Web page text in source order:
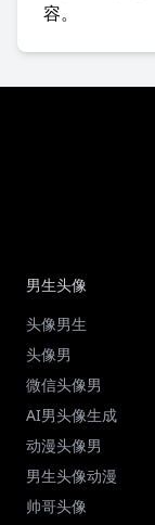
容。
男生头像
头像男生
头像男
微信头像男
AI男头像生成
动漫头像男
男生头像动漫
帅哥头像